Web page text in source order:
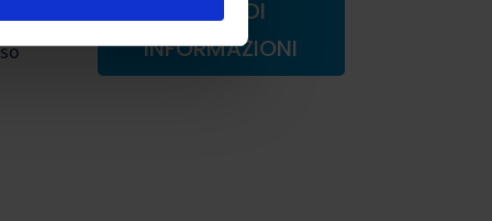
RICHIEDI
INFORMAZIONI